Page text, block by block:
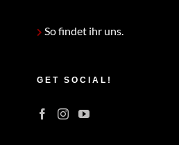
So findet ihr uns.
GET SOCIAL!